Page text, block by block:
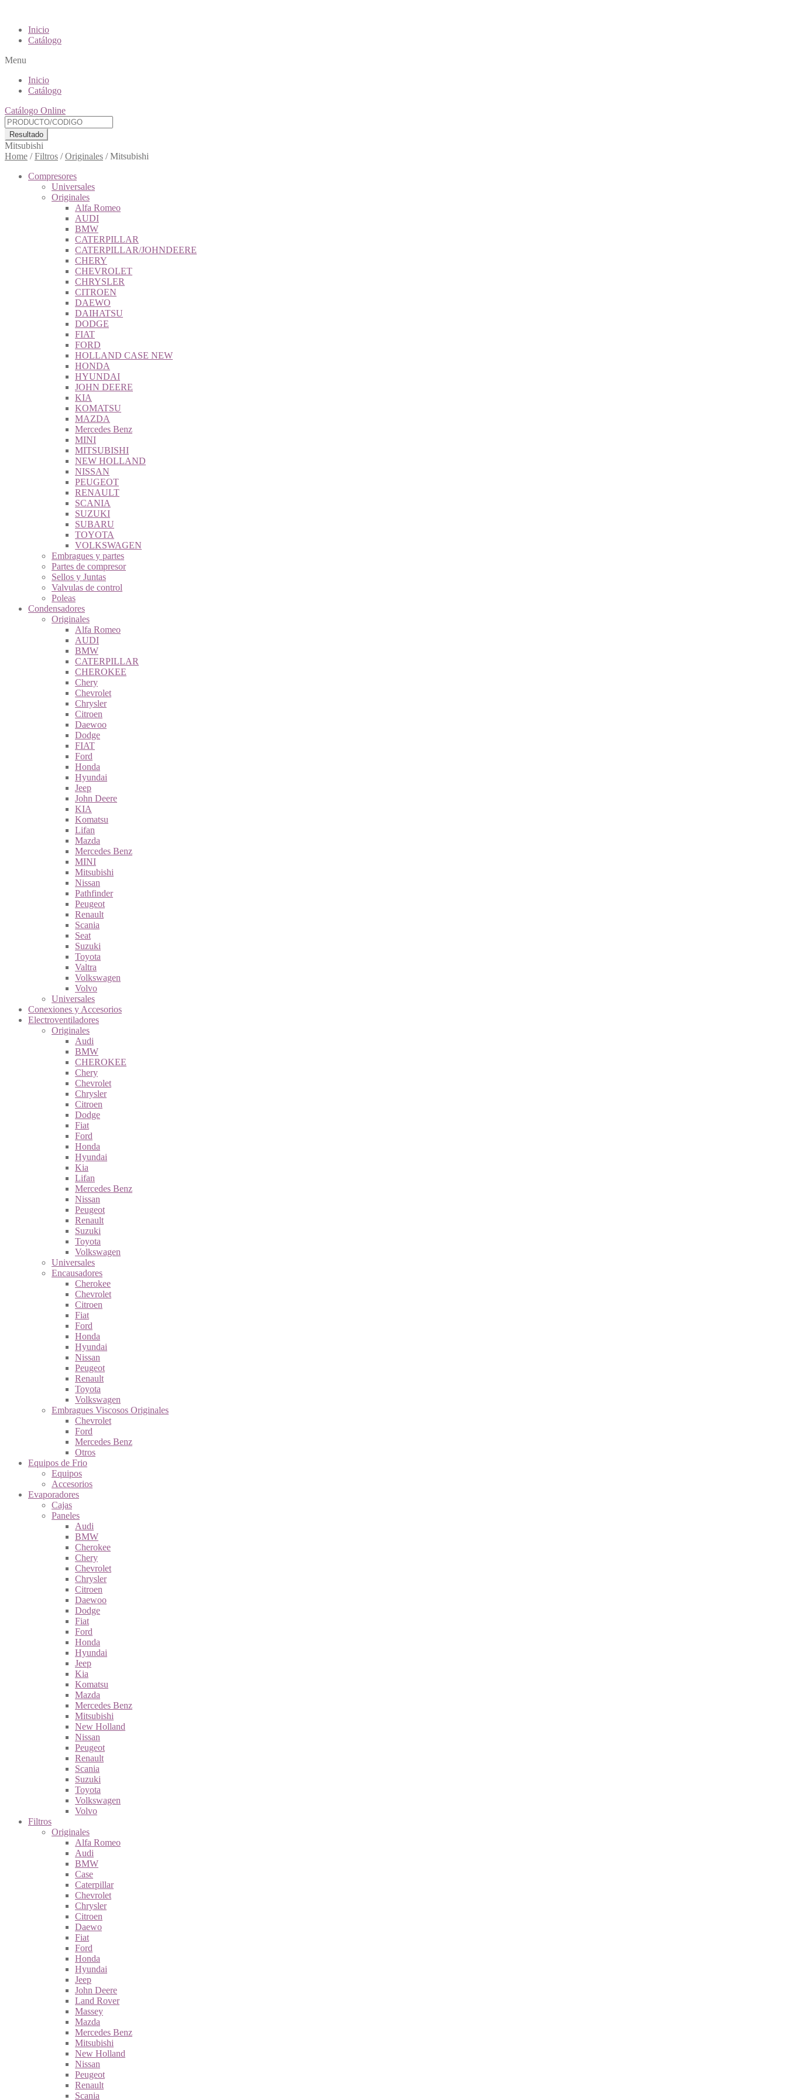
Inicio
Catálogo
Menu
Inicio
Catálogo
Catálogo Online
Resultado
Mitsubishi
Home /Filtros /Originales /Mitsubishi
Compresores
Universales
Originales
Alfa Romeo
AUDI
BMW
CATERPILLAR
CATERPILLAR/JOHNDEERE
CHERY
CHEVROLET
CHRYSLER
CITROEN
DAEWO
DAIHATSU
DODGE
FIAT
FORD
HOLLAND CASE NEW
HONDA
HYUNDAI
JOHN DEERE
KIA
KOMATSU
MAZDA
Mercedes Benz
MINI
MITSUBISHI
NEW HOLLAND
NISSAN
PEUGEOT
RENAULT
SCANIA
SUZUKI
SUBARU
TOYOTA
VOLKSWAGEN
Embragues y partes
Partes de compresor
Sellos y Juntas
Valvulas de control
Poleas
Condensadores
Originales
Alfa Romeo
AUDI
BMW
CATERPILLAR
CHEROKEE
Chery
Chevrolet
Chrysler
Citroen
Daewoo
Dodge
FIAT
Ford
Honda
Hyundai
Jeep
John Deere
KIA
Komatsu
Lifan
Mazda
Mercedes Benz
MINI
Mitsubishi
Nissan
Pathfinder
Peugeot
Renault
Scania
Seat
Suzuki
Toyota
Valtra
Volkswagen
Volvo
Universales
Conexiones y Accesorios
Electroventiladores
Originales
Audi
BMW
CHEROKEE
Chery
Chevrolet
Chrysler
Citroen
Dodge
Fiat
Ford
Honda
Hyundai
Kia
Lifan
Mercedes Benz
Nissan
Peugeot
Renault
Suzuki
Toyota
Volkswagen
Universales
Encausadores
Cherokee
Chevrolet
Citroen
Fiat
Ford
Honda
Hyundai
Nissan
Peugeot
Renault
Toyota
Volkswagen
Embragues Viscosos Originales
Chevrolet
Ford
Mercedes Benz
Otros
Equipos de Frio
Equipos
Accesorios
Evaporadores
Cajas
Paneles
Audi
BMW
Cherokee
Chery
Chevrolet
Chrysler
Citroen
Daewoo
Dodge
Fiat
Ford
Honda
Hyundai
Jeep
Kia
Komatsu
Mazda
Mercedes Benz
Mitsubishi
New Holland
Nissan
Peugeot
Renault
Scania
Suzuki
Toyota
Volkswagen
Volvo
Filtros
Originales
Alfa Romeo
Audi
BMW
Case
Caterpillar
Chevrolet
Chrysler
Citroen
Daewo
Fiat
Ford
Honda
Hyundai
Jeep
John Deere
Land Rover
Massey
Mazda
Mercedes Benz
Mitsubishi
New Holland
Nissan
Peugeot
Renault
Scania